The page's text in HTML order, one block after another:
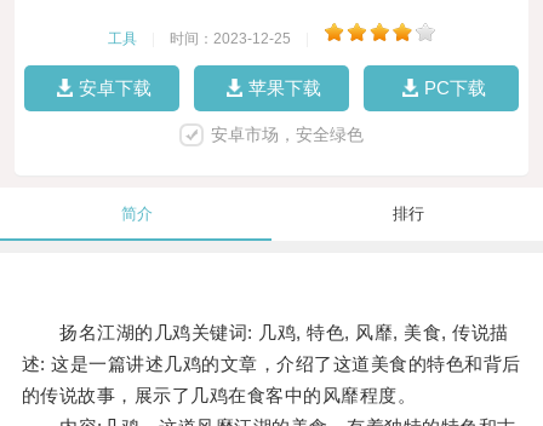
工具 时间：2023-12-25
安卓下载 苹果下载 PC下载
安卓市场，安全绿色
简介 排行
扬名江湖的几鸡关键词: 几鸡, 特色, 风靡, 美食, 传说描
述: 这是一篇讲述几鸡的文章，介绍了这道美食的特色和背后
的传说故事，展示了几鸡在食客中的风靡程度。